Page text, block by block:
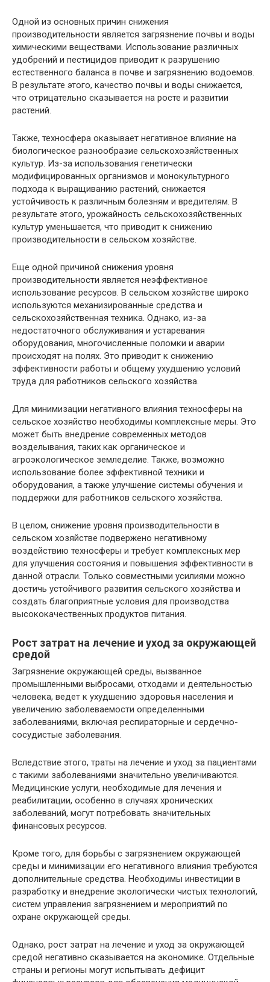
Одной из основных причин снижения
производительности является загрязнение почвы и воды
химическими веществами. Использование различных
удобрений и пестицидов приводит к разрушению
естественного баланса в почве и загрязнению водоемов.
В результате этого, качество почвы и воды снижается,
что отрицательно сказывается на росте и развитии
растений.
Также, техносфера оказывает негативное влияние на
биологическое разнообразие сельскохозяйственных
культур. Из-за использования генетически
модифицированных организмов и монокультурного
подхода к выращиванию растений, снижается
устойчивость к различным болезням и вредителям. В
результате этого, урожайность сельскохозяйственных
культур уменьшается, что приводит к снижению
производительности в сельском хозяйстве.
Еще одной причиной снижения уровня
производительности является неэффективное
использование ресурсов. В сельском хозяйстве широко
используются механизированные средства и
сельскохозяйственная техника. Однако, из-за
недостаточного обслуживания и устаревания
оборудования, многочисленные поломки и аварии
происходят на полях. Это приводит к снижению
эффективности работы и общему ухудшению условий
труда для работников сельского хозяйства.
Для минимизации негативного влияния техносферы на
сельское хозяйство необходимы комплексные меры. Это
может быть внедрение современных методов
возделывания, таких как органическое и
агроэкологическое земледелие. Также, возможно
использование более эффективной техники и
оборудования, а также улучшение системы обучения и
поддержки для работников сельского хозяйства.
В целом, снижение уровня производительности в
сельском хозяйстве подвержено негативному
воздействию техносферы и требует комплексных мер
для улучшения состояния и повышения эффективности в
данной отрасли. Только совместными усилиями можно
достичь устойчивого развития сельского хозяйства и
создать благоприятные условия для производства
высококачественных продуктов питания.
Рост затрат на лечение и уход за окружающей
средой
Загрязнение окружающей среды, вызванное
промышленными выбросами, отходами и деятельностью
человека, ведет к ухудшению здоровья населения и
увеличению заболеваемости определенными
заболеваниями, включая респираторные и сердечно-
сосудистые заболевания.
Вследствие этого, траты на лечение и уход за пациентами
с такими заболеваниями значительно увеличиваются.
Медицинские услуги, необходимые для лечения и
реабилитации, особенно в случаях хронических
заболеваний, могут потребовать значительных
финансовых ресурсов.
Кроме того, для борьбы с загрязнением окружающей
среды и минимизации его негативного влияния требуются
дополнительные средства. Необходимы инвестиции в
разработку и внедрение экологически чистых технологий,
систем управления загрязнением и мероприятий по
охране окружающей среды.
Однако, рост затрат на лечение и уход за окружающей
средой негативно сказывается на экономике. Отдельные
страны и регионы могут испытывать дефицит